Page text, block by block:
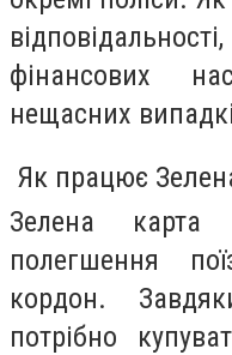
фінансових
нещасних
Як працює
Зелена
полегшення
кордон.
потрібно